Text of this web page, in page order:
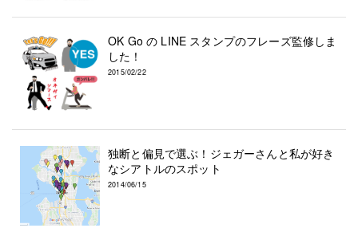
OK Go の LINE スタンプのフレーズ監修しま
した！
2015/02/22
独断と偏見で選ぶ！ジェガーさんと私が好き
なシアトルのスポット
2014/06/15